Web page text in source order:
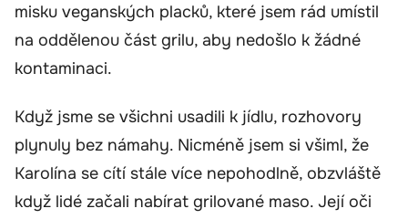
misku veganských placků, které jsem rád umístil
na oddělenou část grilu, aby nedošlo k žádné
kontaminaci.
Když jsme se všichni usadili k jídlu, rozhovory
plynuly bez námahy. Nicméně jsem si všiml, že
Karolína se cítí stále více nepohodlně, obzvláště
když lidé začali nabírat grilované maso. Její oči